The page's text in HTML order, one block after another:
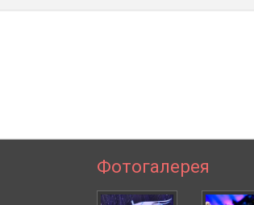
Фотогалерея